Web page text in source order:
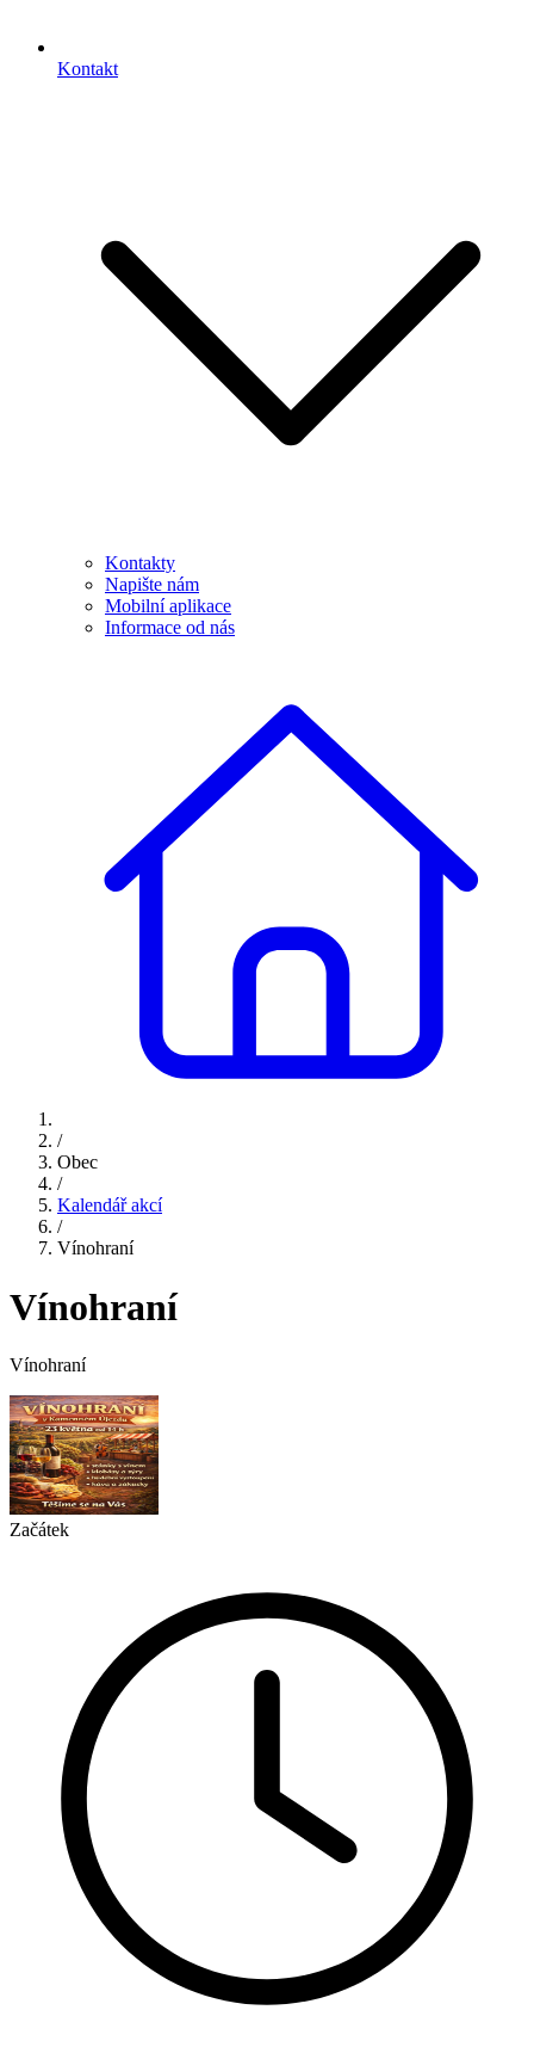
Kontakt
Kontakty
Napište nám
Mobilní aplikace
Informace od nás
/
Obec
/
Kalendář akcí
/
Vínohraní
Vínohraní
Vínohraní
Začátek